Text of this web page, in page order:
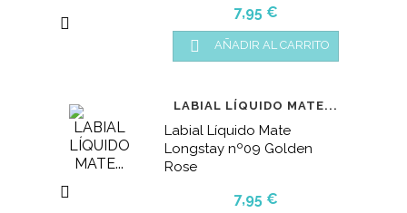

Precio
7,95 €
 AÑADIR AL CARRITO

LABIAL LÍQUIDO MATE...
Labial Líquido Mate
Longstay nº09 Golden
Rose
Precio
7,95 €